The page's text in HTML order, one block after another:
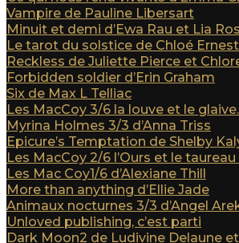
Vampire de Pauline Libersart
Minuit et demi d’Ewa Rau et Lia
Le tarot du solstice de Chloé Ernest
Reckless de Juliette Pierce et
Forbidden soldier d’Erin Graham
Six de Max L Telliac
Les MacCoy 3/6 la louve et le
Myrina Holmes 3/3 d’Anna Triss
Epicure’s Temptation de Shelby
Les MacCoy 2/6 l’Ours et le taureau
Les Mac Coy1/6 d’Alexiane Thill
More than anything d’Ellie Jade
Animaux nocturnes 3/3 d’Angel
Unloved publishing, c’est parti
Dark Moon2 de Ludivine Delaune et